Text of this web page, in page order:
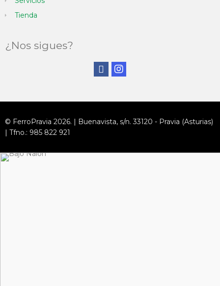
Tienda
¿Nos sigues?
© FerroPravia 2026. | Buenavista, s/n. 33120 - Pravia (Asturias)
| Tfno.: 985 822 921